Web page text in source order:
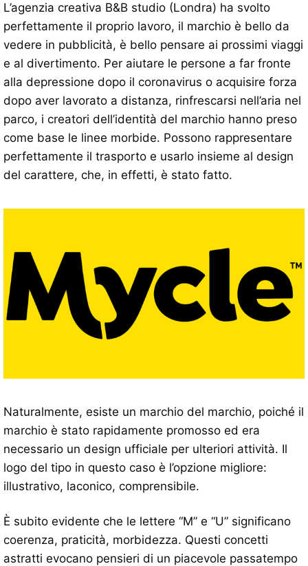
L’agenzia creativa B&B studio (Londra) ha svolto
perfettamente il proprio lavoro, il marchio è bello da
vedere in pubblicità, è bello pensare ai prossimi viaggi
e al divertimento. Per aiutare le persone a far fronte
alla depressione dopo il coronavirus o acquisire forza
dopo aver lavorato a distanza, rinfrescarsi nell’aria nel
parco, i creatori dell’identità del marchio hanno preso
come base le linee morbide. Possono rappresentare
perfettamente il trasporto e usarlo insieme al design
del carattere, che, in effetti, è stato fatto.
Naturalmente, esiste un marchio del marchio, poiché il
marchio è stato rapidamente promosso ed era
necessario un design ufficiale per ulteriori attività. Il
logo del tipo in questo caso è l’opzione migliore:
illustrativo, laconico, comprensibile.
È subito evidente che le lettere “M” e “U” significano
coerenza, praticità, morbidezza. Questi concetti
astratti evocano pensieri di un piacevole passatempo